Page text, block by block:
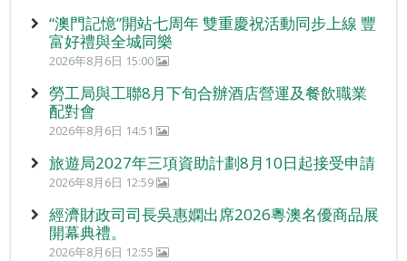
“澳門記憶”開站七周年 雙重慶祝活動同步上線 豐
富好禮與全城同樂
2026年8月6日 15:00
勞工局與工聯8月下旬合辦酒店營運及餐飲職業
配對會
2026年8月6日 14:51
旅遊局2027年三項資助計劃8月10日起接受申請
2026年8月6日 12:59
經濟財政司司長吳惠嫻出席2026粵澳名優商品展
開幕典禮。
2026年8月6日 12:55